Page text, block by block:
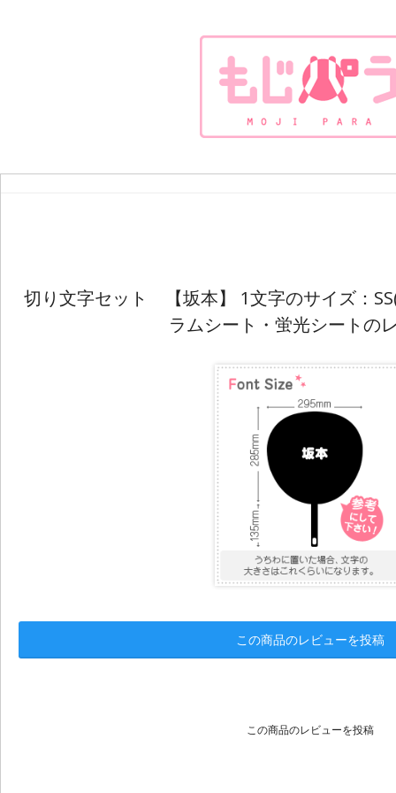
切り文字セット 【坂本】 1文字のサイズ：
ラムシート・蛍光シートの
この商品のレビューを投稿
この商品のレビューを投稿